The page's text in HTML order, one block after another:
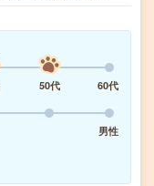
50代
60代
男性